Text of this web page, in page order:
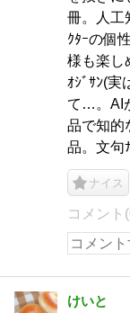
冊。人工
ｸﾀｰの個
様も楽し
ｵｼﾞｻﾝ(実
て…。AI
品で知的
品。文句
ナイス
コメント
けいと